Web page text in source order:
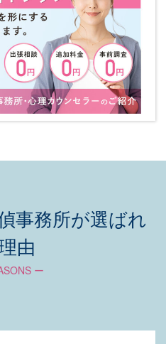
事務所が選ばれ
由
ー